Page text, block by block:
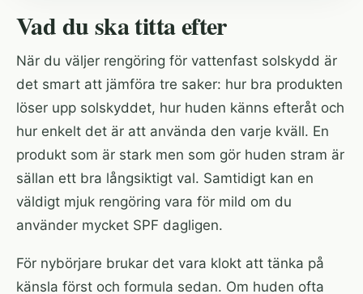
Vad du ska titta efter
När du väljer rengöring för vattenfast solskydd är
det smart att jämföra tre saker: hur bra produkten
löser upp solskyddet, hur huden känns efteråt och
hur enkelt det är att använda den varje kväll. En
produkt som är stark men som gör huden stram är
sällan ett bra långsiktigt val. Samtidigt kan en
väldigt mjuk rengöring vara för mild om du
använder mycket SPF dagligen.
För nybörjare brukar det vara klokt att tänka på
känsla först och formula sedan. Om huden ofta